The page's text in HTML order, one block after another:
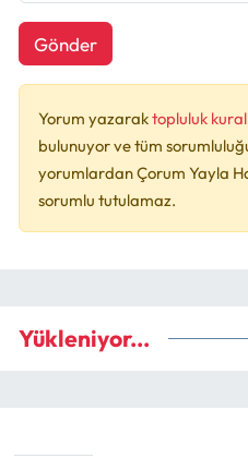
Gönder
Yorum yazaraktopluluk
bulunuyor ve tüm
yorumlardan Çorum Yayla
sorumlu tutulamaz.
Yükleniyor...